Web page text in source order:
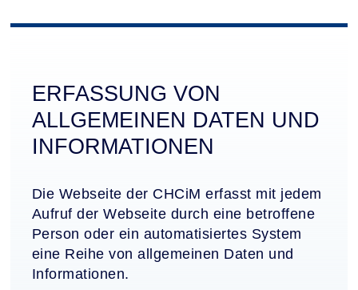
ERFASSUNG VON
ALLGEMEINEN DATEN UND
INFORMATIONEN
Die Webseite der CHCiM erfasst mit jedem
Aufruf der Webseite durch eine betroffene
Person oder ein automatisiertes System
eine Reihe von allgemeinen Daten und
Informationen.